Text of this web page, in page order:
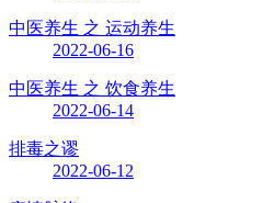
中医养生 之 运动养生
2022-06-16
中医养生 之 饮食养生
2022-06-14
排毒之谬
2022-06-12